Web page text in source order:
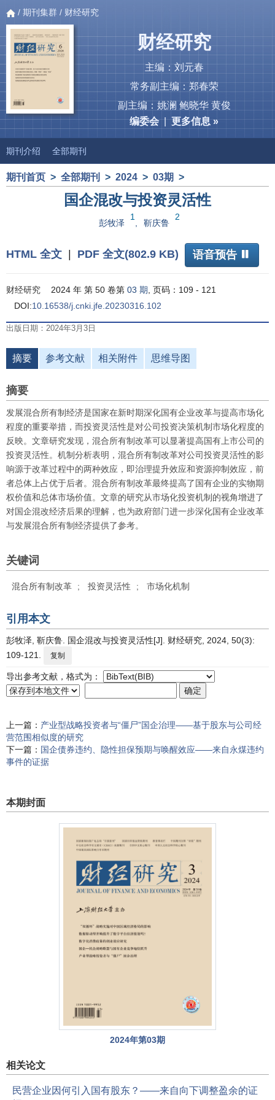
/ 期刊集群 / 财经研究
财经研究
主编：刘元春
常务副主编：郑春荣
副主编：姚澜 鲍晓华 黄俊
编委会|更多信息 »
期刊介绍 全部期刊
期刊首页 > 全部期刊 > 2024 > 03期 >
国企混改与投资灵活性
彭牧泽
1
靳庆鲁
2
HTML 全文 PDF 全文(802.9 KB) 语音预告
财经研究 2024 年 第 50 卷第 03 期 , 页码：109 - 121
DOI:10.16538/j.cnki.jfe.20230316.102
出版日期：2024年3月3日
摘要 参考文献 相关附件 思维导图
摘要
发展混合所有制经济是国家在新时期深化国有企业改革与提高市场化
程度的重要举措，而投资灵活性是对公司投资决策机制市场化程度的
反映。文章研究发现，混合所有制改革可以显著提高国有上市公司的
投资灵活性。机制分析表明，混合所有制改革对公司投资灵活性的影
响源于改革过程中的两种效应，即治理提升效应和资源抑制效应，前
者总体上占优于后者。混合所有制改革最终提高了国有企业的实物期
权价值和总体市场价值。文章的研究从市场化投资机制的视角增进了
对国企混改经济后果的理解，也为政府部门进一步深化国有企业改革
与发展混合所有制经济提供了参考。
关键词
混合所有制改革 ; 投资灵活性 ; 市场化机制
引用本文
彭牧泽, 靳庆鲁. 国企混改与投资灵活性[J]. 财经研究, 2024, 50(3):
109-121.
复制
导出参考文献，格式为：
上一篇： 产业型战略投资者与“僵尸”国企治理——基于股东与公司经
营范围相似度的研究
下一篇： 国企债券违约、隐性担保预期与唤醒效应——来自永煤违约
事件的证据
本期封面
2024年第03期
相关论文
民营企业因何引入国有股东 ？——来自向下调整盈余的证